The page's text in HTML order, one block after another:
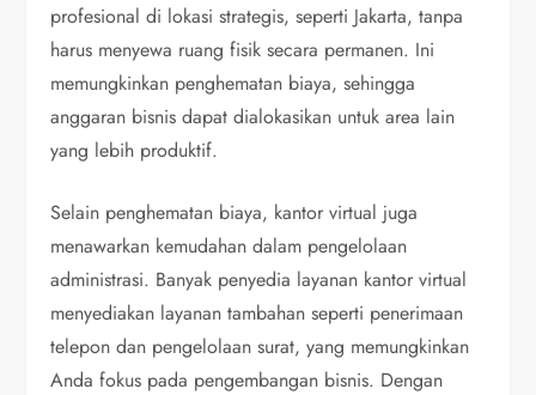
profesional di lokasi strategis, seperti Jakarta, tanpa
harus menyewa ruang fisik secara permanen. Ini
memungkinkan penghematan biaya, sehingga
anggaran bisnis dapat dialokasikan untuk area lain
yang lebih produktif.
Selain penghematan biaya, kantor virtual juga
menawarkan kemudahan dalam pengelolaan
administrasi. Banyak penyedia layanan kantor virtual
menyediakan layanan tambahan seperti penerimaan
telepon dan pengelolaan surat, yang memungkinkan
Anda fokus pada pengembangan bisnis. Dengan